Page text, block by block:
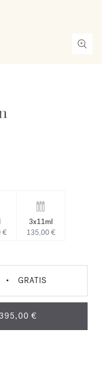
€
3x11ml
135,00 €
• GRATIS
395,00 €